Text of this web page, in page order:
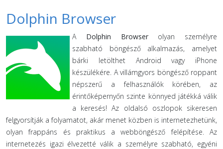
Dolphin Browser
A Dolphin Browserolyan személyre
szabható böngésző alkalmazás, amelyet
bárki letölthet Android vagy iPhone
készülékére. A villámgyors böngésző roppant
népszerű a felhasználók körében, az
érintőképernyőn szinte könnyed játékká válik
a keresés! Az oldalsó oszlopok sikeresen
felgyorsítják a folyamatot, akár menet közben is internetezhetünk,
olyan frappáns és praktikus a webböngésző felépítése. Az
internetezés igazi élvezetté válik a személyre szabható, egyéni